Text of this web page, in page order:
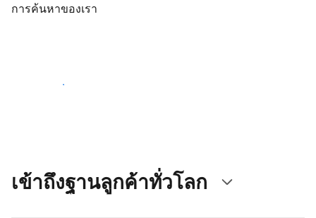
การค้นหาของเรา
เริ่มต้นตั้งแต่วันนี้
เข้าถึงฐานลูกค้าทั่วโลก